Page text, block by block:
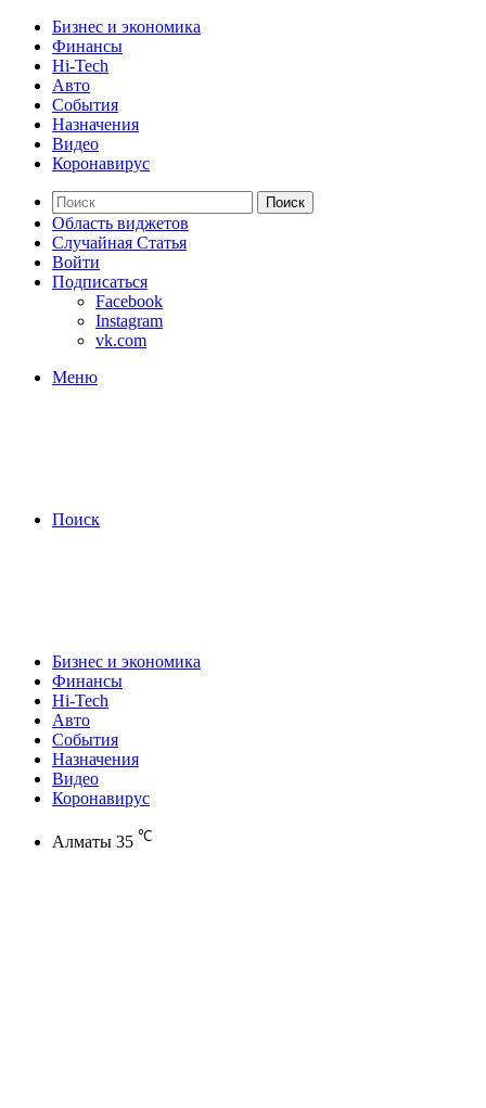
Бизнес и экономика
Финансы
Hi-Tech
Авто
События
Назначения
Видео
Коронавирус
Поиск
Область виджетов
Случайная Статья
Войти
Подписаться
Facebook
Instagram
vk.com
Меню
Поиск
Бизнес и экономика
Финансы
Hi-Tech
Авто
События
Назначения
Видео
Коронавирус
Алматы 35 ℃